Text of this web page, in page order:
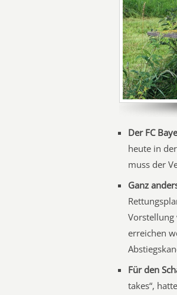
Der FC
heute in
muss der
Ganz
Vorstellung
erreichen
Für den
takes“,